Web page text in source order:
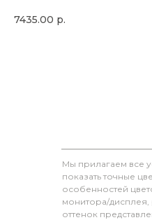
7435.00 р.
Мы прилагаем все
показать точные
особенностей
монитора/дисплея,
оттенок